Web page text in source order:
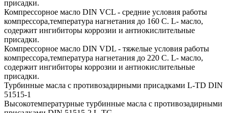
присадки.
Компрессорное масло DIN VCL - средние условия работы
компрессора,температура нагнетания до 160 С. L- масло,
содержит ингибиторы коррозии и антиокислительные
присадки.
Компрессорное масло DIN VDL - тяжелые условия работы
компрессора,температура нагнетания до 220 С. L- масло,
содержит ингибиторы коррозии и антиокислительные
присадки.
Турбинные масла с противозадирными присадками L-TD DIN
51515-1
Высокотемпературные турбинные масла с противозадирными